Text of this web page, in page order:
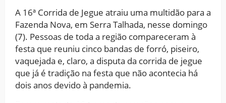
A 16ª Corrida de Jegue atraiu uma multidão para a
Fazenda Nova, em Serra Talhada, nesse domingo
(7). Pessoas de toda a região compareceram à
festa que reuniu cinco bandas de forró, piseiro,
vaquejada e, claro, a disputa da corrida de jegue
que já é tradição na festa que não acontecia há
dois anos devido à pandemia.